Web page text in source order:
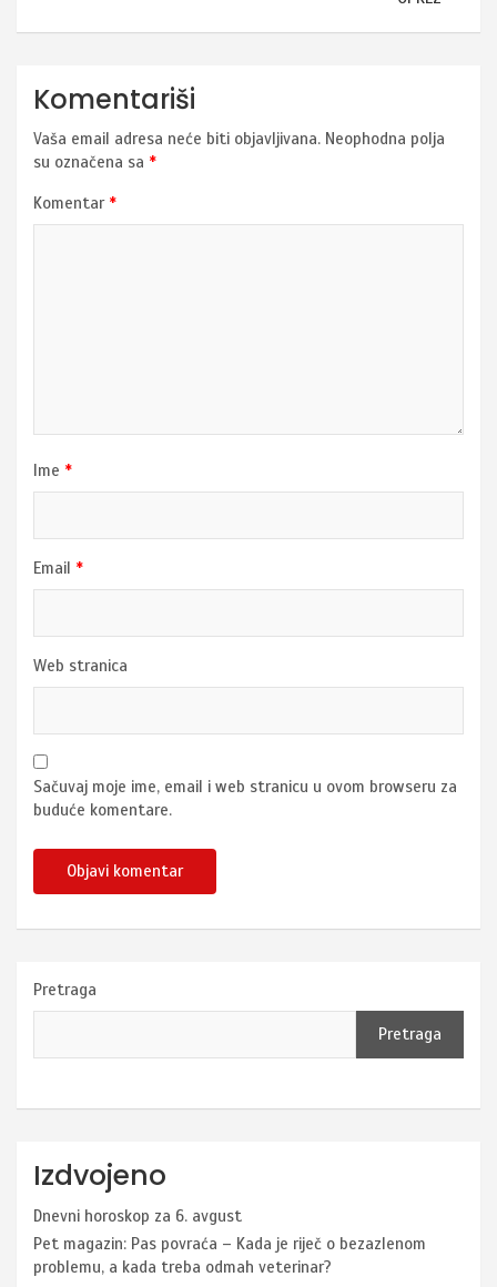
Komentariši
Vaša email adresa neće biti objavljivana. Neophodna polja
su označena sa *
Komentar *
Ime *
Email *
Web stranica
Sačuvaj moje ime, email i web stranicu u ovom browseru za
buduće komentare.
Pretraga
Pretraga
Izdvojeno
Dnevni horoskop za 6. avgust
Pet magazin: Pas povraća – Kada je riječ o bezazlenom
problemu, a kada treba odmah veterinar?